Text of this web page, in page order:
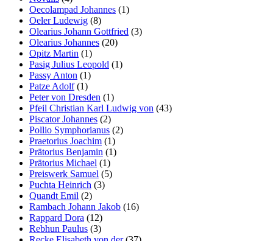
Oecolampad Johannes (1)
Oeler Ludewig (8)
Olearius Johann Gottfried (3)
Olearius Johannes (20)
Opitz Martin (1)
Pasig Julius Leopold (1)
Passy Anton (1)
Patze Adolf(1)
Peter von Dresden (1)
Pfeil Christian Karl Ludwig von (43)
Piscator Johannes (2)
Pollio Symphorianus (2)
Praetorius Joachim (1)
Prätorius Benjamin (1)
Prätorius Michael (1)
Preiswerk Samuel (5)
Puchta Heinrich (3)
Quandt Emil (2)
Rambach Johann Jakob (16)
Rappard Dora (12)
Rebhun Paulus (3)